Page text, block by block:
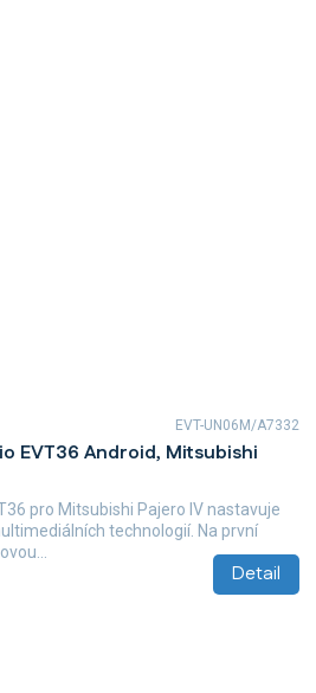
EVT36 Android, Mitsubishi
Detail
pro Mitsubishi Pajero IV nastavuje
technologií. Na první
EVT-UN06M/A7332